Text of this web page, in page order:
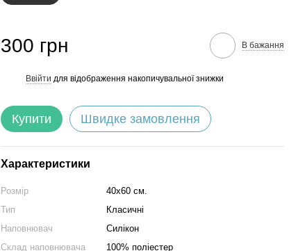
300 грн В бажання
Ввійти для відображення накопичувальної знижки
Купити Швидке замовлення
Характеристики
Розмір
40х60 см.
Тип
Класичні
Наповнювач
Силікон
Склад наповнювача
100% поліестер